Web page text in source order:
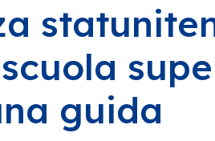
guida